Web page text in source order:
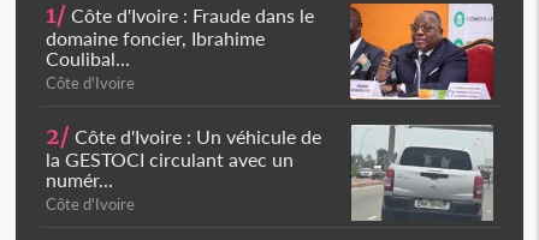
1/ Côte d'Ivoire : Fraude dans le
domaine foncier, Ibrahime
Coulibal...
Côte d'Ivoire
2/ Côte d'Ivoire : Un véhicule de
la GESTOCI circulant avec un
numér...
Côte d'Ivoire